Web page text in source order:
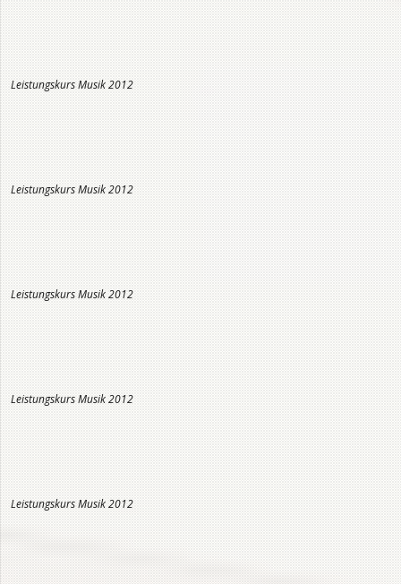
Leistungskurs Musik 2012
Leistungskurs Musik 2012
Leistungskurs Musik 2012
Leistungskurs Musik 2012
Leistungskurs Musik 2012